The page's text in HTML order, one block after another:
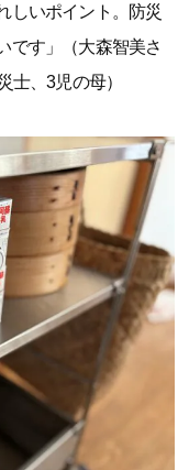
しいポイント。防災
です」（大森智美さ
士、3児の母）